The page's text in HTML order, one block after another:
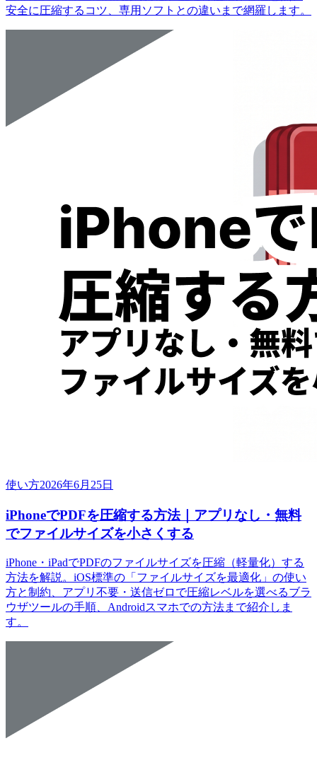
安全に圧縮するコツ、専用ソフトとの違いまで網羅します。
使い方2026年6月25日
iPhoneでPDFを圧縮する方法｜アプリなし・無料
でファイルサイズを小さくする
iPhone・iPadでPDFのファイルサイズを圧縮（軽量化）する
方法を解説。iOS標準の「ファイルサイズを最適化」の使い
方と制約、アプリ不要・送信ゼロで圧縮レベルを選べるブラ
ウザツールの手順、Androidスマホでの方法まで紹介しま
す。